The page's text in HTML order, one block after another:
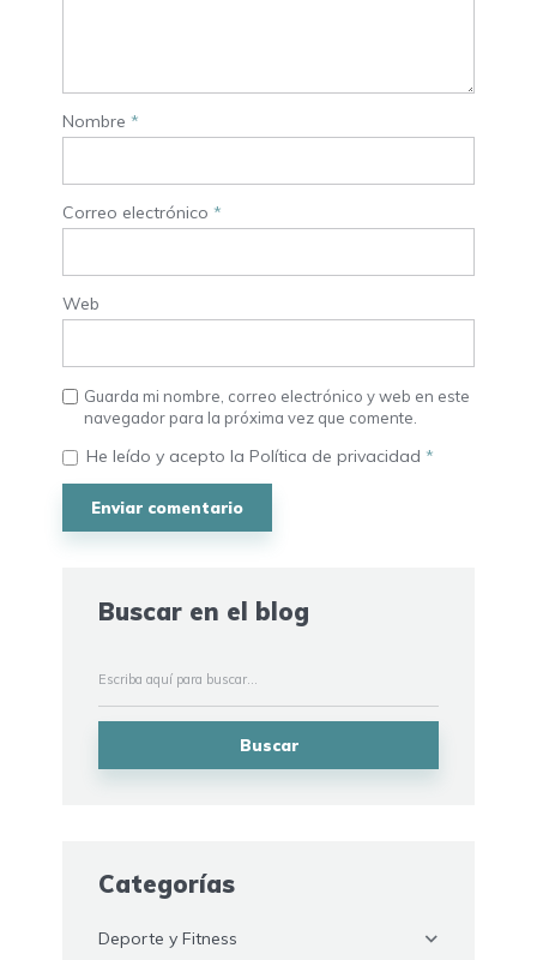
Nombre *
Correo electrónico *
Web
Guarda mi nombre, correo electrónico y web en este
navegador para la próxima vez que comente.
He leído y acepto la Política de privacidad *
Buscar en el blog
Buscar
Categorías
Deporte y Fitness